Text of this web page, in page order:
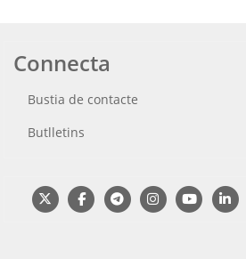
Connecta
Bustia de contacte
Butlletins